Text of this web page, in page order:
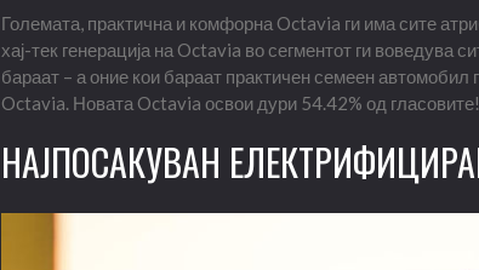
Големата, практична и комфорна Octavia ги има сите
хај-тек генерација на Octavia во сегментот ги воведува
бараат – а оние кои бараат практичен семеен автомобил
Octavia. Новата Octavia освои дури 54.42% од гласовите!
НАЈПОСАКУВАН